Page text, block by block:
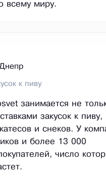
всему миру.
к пиву
занимается не
закусок к пиву,
и снеков. У
и более 13 000
число